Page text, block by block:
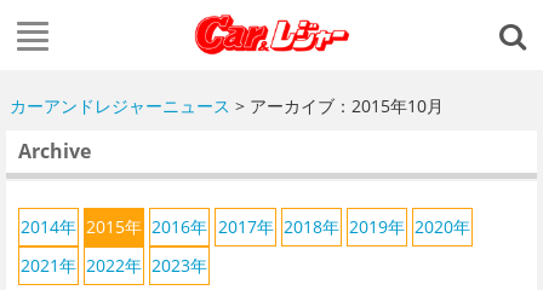
カーアンドレジャーニュース > アーカイブ：2015年10月
Archive
2014年 2015年 2016年 2017年 2018年 2019年 2020年
2021年 2022年 2023年